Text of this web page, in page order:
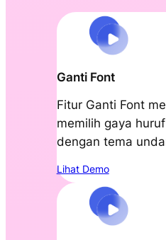
Ganti Font
Fitur Ganti Font
memilih gaya
dengan tema
Lihat Demo